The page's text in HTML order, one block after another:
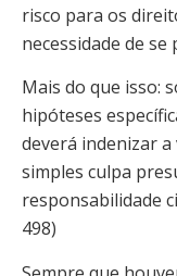
risco para os
necessidade de
Mais do que isso:
hipóteses
deverá indenizar a
simples culpa
responsabilidade
498)